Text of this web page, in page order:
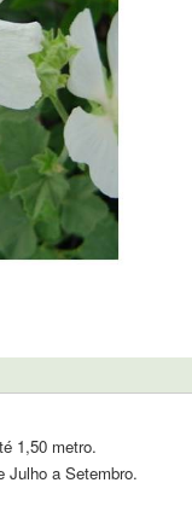
1,50 metro.
Julho a Setembro.